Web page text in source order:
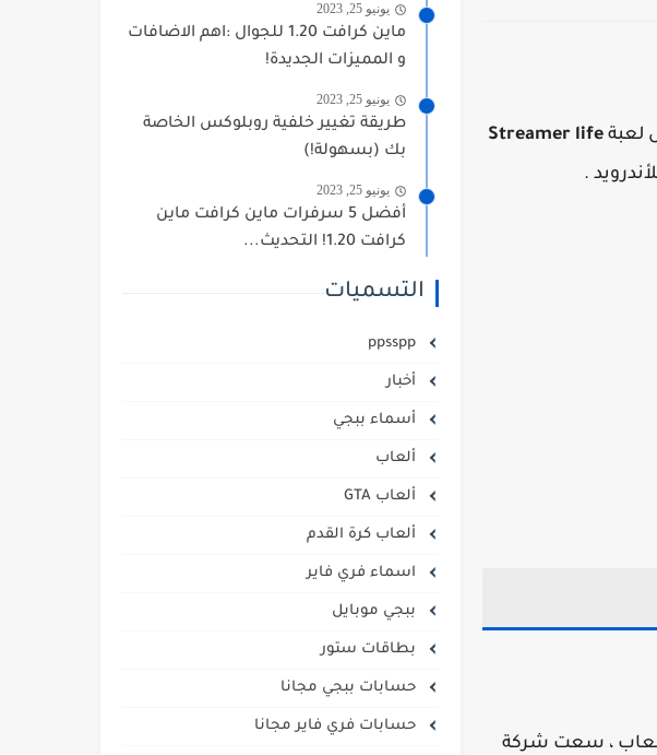
لعبة Streamer life
.
، سعت شركة
يونيو 25, 2023
ماين كرافت 1.20 للجوال :اهم الاضافات
و المميزات الجديدة!
يونيو 25, 2023
طريقة تغيير خلفية روبلوكس الخاصة
بك (بسهولة!)
يونيو 25, 2023
أفضل 5 سرفرات ماين كرافت ماين
كرافت 1.20! التحديث...
التسميات
ppsspp
أخبار
أسماء ببجي
ألعاب
ألعاب GTA
ألعاب كرة القدم
اسماء فري فاير
ببجي موبايل
بطاقات ستور
حسابات ببجي مجانا
حسابات فري فاير مجانا